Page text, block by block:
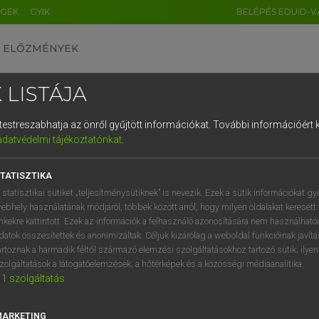
GYIK BELÉPÉS EDUID-
ELŐZMÉNYEK
nagyszótár
VAN ELŐFIZETÉSED?
megtekintéséhez.
LISTÁJA
az önről gyűjtött információkat. További információért
tájékoztatónkat.
statisztikai sütiket „teljesítménysütiknek” is nevezik. Ezek a sütik információkat
használatának módjáról, többek között arról, hogy milyen oldalakat keresett
kattintott. Ezek az információk a felhasználó azonosítására nem
összesítettek és anonimizáltak. Céljuk kizárólag a weboldal funkcióinak
a harmadik féltől származó elemzési szolgáltatásokhoz tartozó sütik;
a látogatóelemzések, a hőtérképek és a közösségi médiaanalitika.
1 szolgáltatás
DE CN FR ES IT NL
1 2 3 4 5 6 7 8 9
q w e r t z u i
a s d f g h j k l é
í y x c v b n m , .